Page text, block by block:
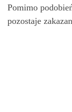
Pomimo
pozostaje